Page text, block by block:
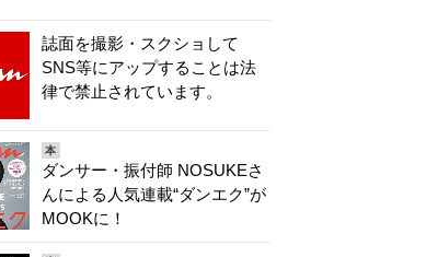
誌面を撮影・スクショして
SNS等にアップすることは法
律で禁止されています。
本
ダンサー・振付師 NOSUKEさ
んによる人気連載“ダンエク”が
MOOKに！